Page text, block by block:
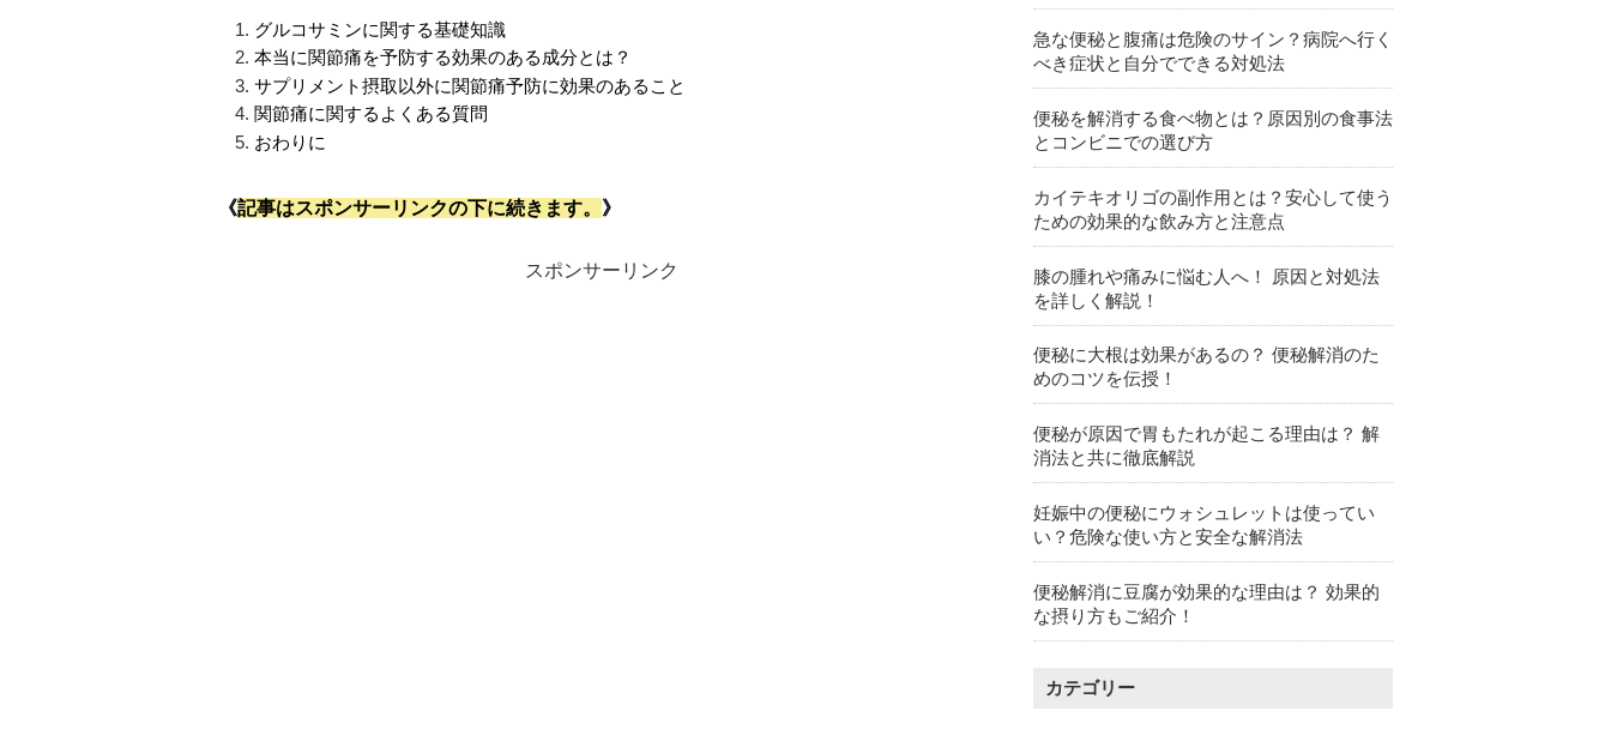
グルコサミンに関する基礎知識
本当に関節痛を予防する効果のある成分とは？
サプリメント摂取以外に関節痛予防に効果のあること
関節痛に関するよくある質問
おわりに
《記事はスポンサーリンクの下に続きます。 》
スポンサーリンク
急な便秘と腹痛は危険のサイン？病院へ行く
べき症状と自分でできる対処法
便秘を解消する食べ物とは？原因別の食事法
とコンビニでの選び方
カイテキオリゴの副作用とは？安心して使う
ための効果的な飲み方と注意点
膝の腫れや痛みに悩む人へ！ 原因と対処法
を詳しく解説！
便秘に大根は効果があるの？ 便秘解消のた
めのコツを伝授！
便秘が原因で胃もたれが起こる理由は？ 解
消法と共に徹底解説
妊娠中の便秘にウォシュレットは使ってい
い？危険な使い方と安全な解消法
便秘解消に豆腐が効果的な理由は？ 効果的
な摂り方もご紹介！
カテゴリー